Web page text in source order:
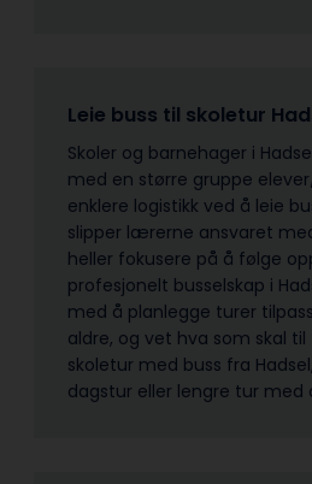
Leie buss til skoletur
Skoler og barnehager i
med en større gruppe
enklere logistikk ved å leie
slipper lærerne ansvaret
heller fokusere på å følge
profesjonelt busselskap i
med å planlegge turer
aldre, og vet hva som skal
skoletur med buss fra
dagstur eller lengre tur med